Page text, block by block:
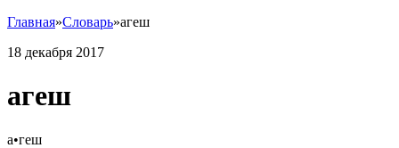
Главная»Словарь»агеш
18 декабря 2017
агеш
а•геш